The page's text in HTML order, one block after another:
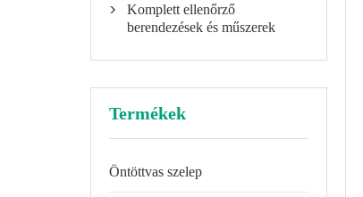

Komplett ellenőrző
berendezések és műszerek
Termékek
Öntöttvas szelep